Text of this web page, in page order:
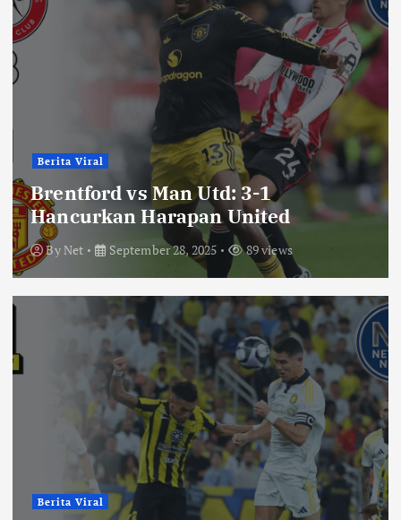
Berita Viral
Brentford vs Man Utd: 3-1
Hancurkan Harapan United
ByNet September 28, 2025 89 views
Berita Viral